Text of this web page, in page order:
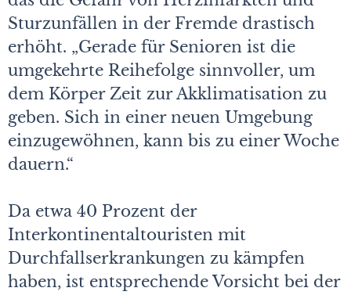
Sturzunfällen in der Fremde drastisch
erhöht. „Gerade für Senioren ist die
umgekehrte Reihefolge sinnvoller, um
dem Körper Zeit zur Akklimatisation zu
geben. Sich in einer neuen Umgebung
einzugewöhnen, kann bis zu einer Woche
dauern.“
Da etwa 40 Prozent der
Interkontinentaltouristen mit
Durchfallserkrankungen zu kämpfen
haben, ist entsprechende Vorsicht bei der